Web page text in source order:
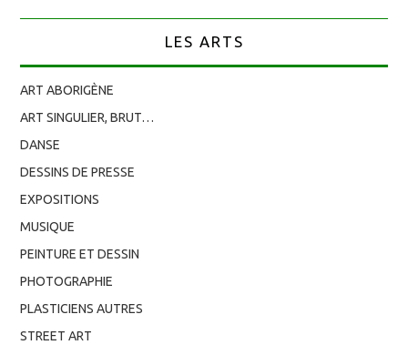
LES ARTS
ART ABORIGÈNE
ART SINGULIER, BRUT…
DANSE
DESSINS DE PRESSE
EXPOSITIONS
MUSIQUE
PEINTURE ET DESSIN
PHOTOGRAPHIE
PLASTICIENS AUTRES
STREET ART